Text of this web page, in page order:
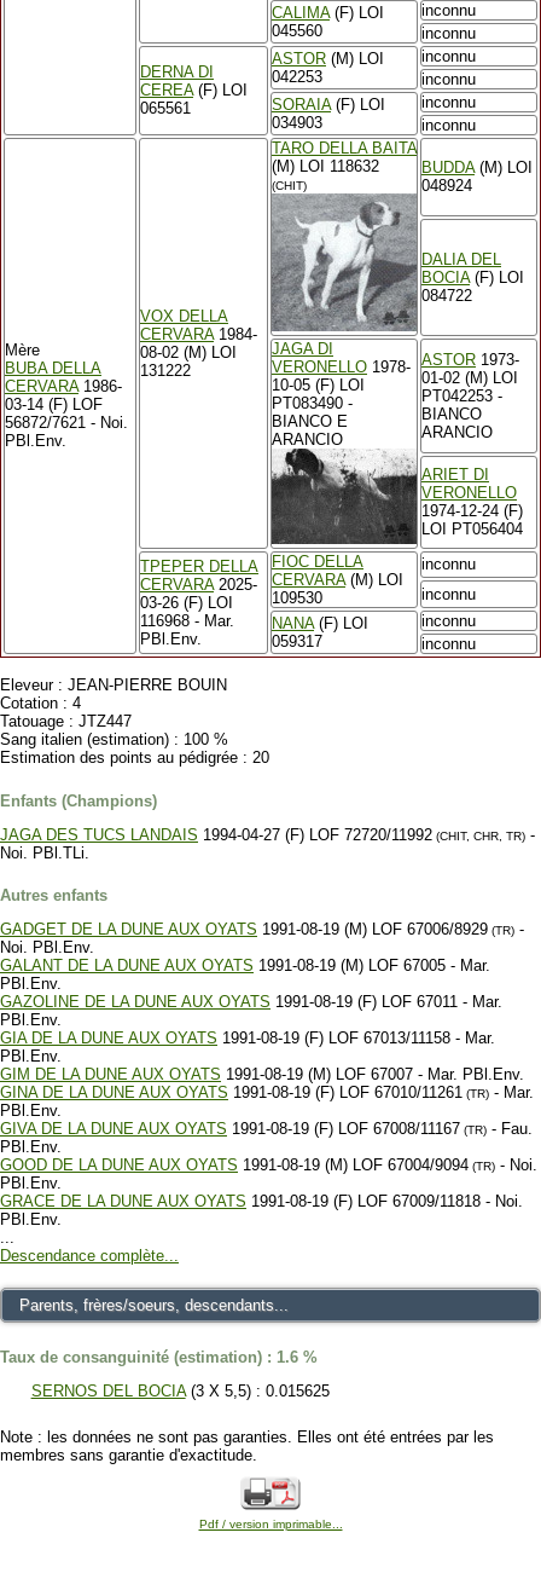
CALIMA(F) LOI
045560
inconnu
inconnu
DERNA DI
CEREA(F) LOI
065561
ASTOR (M) LOI
042253
inconnu
inconnu
SORAIA(F) LOI
034903
inconnu
inconnu
Mère
BUBA DELLA
CERVARA1986-
03-14 (F) LOF
56872/7621 - Noi.
PBl.Env.
VOX DELLA
CERVARA1984-
08-02 (M) LOI
131222
TARO DELLA BAITA
(M) LOI 118632
(CHIT)
BUDDA(M) LOI
048924
DALIA DEL
BOCIA(F) LOI
084722
JAGA DI
VERONELLO 1978-
10-05 (F) LOI
PT083490 -
BIANCO E
ARANCIO
ASTOR 1973-
01-02 (M) LOI
PT042253 -
BIANCO
ARANCIO
ARIET DI
VERONELLO
1974-12-24 (F)
LOI PT056404
TPEPER DELLA
CERVARA2025-
03-26 (F) LOI
116968 - Mar.
PBl.Env.
FIOC DELLA
CERVARA(M) LOI
109530
inconnu
inconnu
NANA(F) LOI
059317
inconnu
inconnu
Eleveur : JEAN-PIERRE BOUIN
Cotation : 4
Tatouage : JTZ447
Sang italien (estimation) : 100 %
Estimation des points au pédigrée : 20
Enfants (Champions)
JAGA DES TUCS LANDAIS 1994-04-27 (F) LOF 72720/11992 (CHIT, CHR, TR) -
Noi. PBl.TLi.
Autres enfants
GADGET DE LA DUNE AUX OYATS 1991-08-19 (M) LOF 67006/8929 (TR) -
Noi. PBl.Env.
GALANT DE LA DUNE AUX OYATS 1991-08-19 (M) LOF 67005 - Mar.
PBl.Env.
GAZOLINE DE LA DUNE AUX OYATS 1991-08-19 (F) LOF 67011 - Mar.
PBl.Env.
GIA DE LA DUNE AUX OYATS 1991-08-19 (F) LOF 67013/11158 - Mar.
PBl.Env.
GIM DE LA DUNE AUX OYATS 1991-08-19 (M) LOF 67007 - Mar. PBl.Env.
GINA DE LA DUNE AUX OYATS 1991-08-19 (F) LOF 67010/11261 (TR) - Mar.
PBl.Env.
GIVA DE LA DUNE AUX OYATS 1991-08-19 (F) LOF 67008/11167 (TR) - Fau.
PBl.Env.
GOOD DE LA DUNE AUX OYATS 1991-08-19 (M) LOF 67004/9094 (TR) - Noi.
PBl.Env.
GRACE DE LA DUNE AUX OYATS 1991-08-19 (F) LOF 67009/11818 - Noi.
PBl.Env.
...
Descendance complète...
Parents, frères/soeurs, descendants...
Taux de consanguinité (estimation) : 1.6 %
SERNOS DEL BOCIA(3 X 5,5) : 0.015625
Note : les données ne sont pas garanties. Elles ont été entrées par les
membres sans garantie d'exactitude.
Pdf / version imprimable...